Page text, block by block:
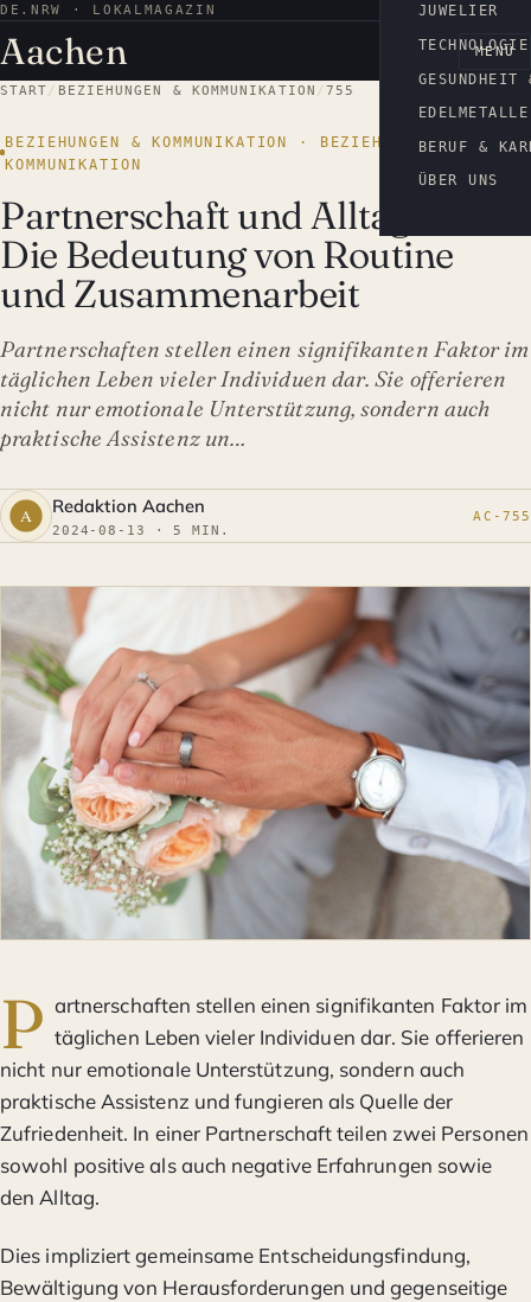
DE.NRW · LOKALMAGAZIN AACHEN
Aachen MENÜ
JUWELIER
EDELMETALLE
BERUF &
ÜBER UNS
START/ BEZIEHUNGEN & KOMMUNIKATION /755
BEZIEHUNGEN & KOMMUNIKATION · BEZIEHUNGEN &
KOMMUNIKATION
Partnerschaft und Alltag:
Die Bedeutung von Routine
und Zusammenarbeit
Partnerschaften stellen einen signifikanten Faktor im
täglichen Leben vieler Individuen dar. Sie offerieren
nicht nur emotionale Unterstützung, sondern auch
praktische Assistenz un…
Redaktion Aachen
2024-08-13 · 5 MIN.
AC-755
P artnerschaften stellen einen signifikanten Faktor im
täglichen Leben vieler Individuen dar. Sie offerieren
nicht nur emotionale Unterstützung, sondern auch
praktische Assistenz und fungieren als Quelle der
Zufriedenheit. In einer Partnerschaft teilen zwei Personen
sowohl positive als auch negative Erfahrungen sowie
den Alltag.
Dies impliziert gemeinsame Entscheidungsfindung,
Bewältigung von Herausforderungen und gegenseitige